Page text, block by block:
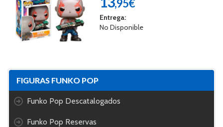
,95€
Entrega:
No Disponible
FIGURAS FUNKO POP
Funko Pop Descatalogados
Funko Pop Reservas